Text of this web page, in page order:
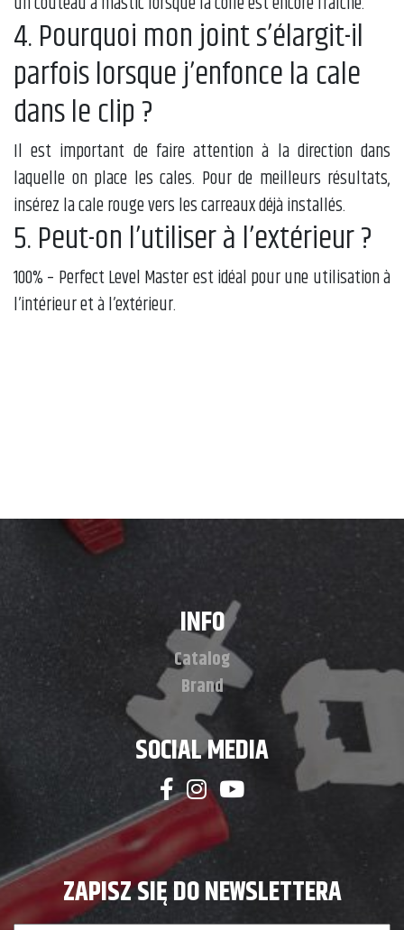
4. Pourquoi mon joint s’élargit-il
parfois lorsque j’enfonce la cale
dans le clip ?
Il est important de faire attention à la direction dans
laquelle on place les cales. Pour de meilleurs résultats,
insérez la cale rouge vers les carreaux déjà installés.
5. Peut-on l’utiliser à l’extérieur ?
100% – Perfect Level Master est idéal pour une utilisation à
l’intérieur et à l’extérieur.
INFO
Catalog
Brand
SOCIAL MEDIA
ZAPISZ SIĘ DO NEWSLETTERA